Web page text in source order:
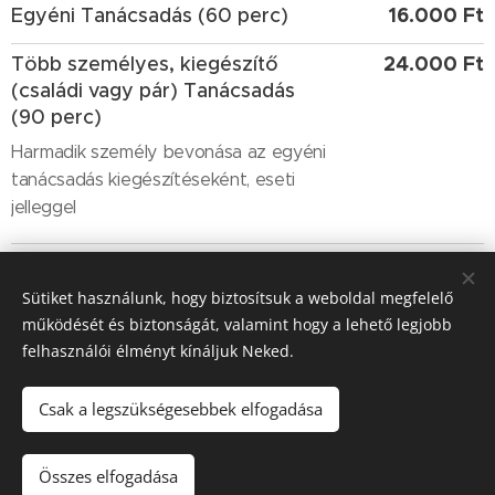
Egyéni Tanácsadás (60 perc) 16.000 Ft
Több személyes, kiegészítő
(családi vagy pár) Tanácsadás
(90 perc)
Harmadik személy bevonása az egyéni
tanácsadás kiegészítéseként, eseti
jelleggel
24.000 Ft
szexuál-terápia (90 perc)
Önálló folyamatként, páros
bejelentkezéssel
Tel.: +36 20 342 9405
Sütiket használunk, hogy biztosítsuk a weboldal megfelelő
működését és biztonságát, valamint hogy a lehető legjobb
felhasználói élményt kínáljuk Neked.
Csak a legszükségesebbek elfogadása
Összes elfogadása